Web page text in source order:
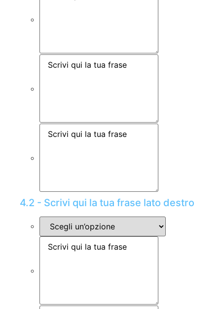
4.2 - Scrivi qui la tua frase lato destro